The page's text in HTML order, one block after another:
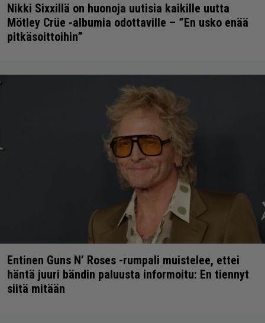
Nikki Sixxillä on huonoja uutisia kaikille uutta
Mötley Crüe -albumia odottaville – ”En usko enää
pitkäsoittoihin”
Entinen Guns N’ Roses -rumpali muistelee, ettei
häntä juuri bändin paluusta informoitu: En tiennyt
siitä mitään